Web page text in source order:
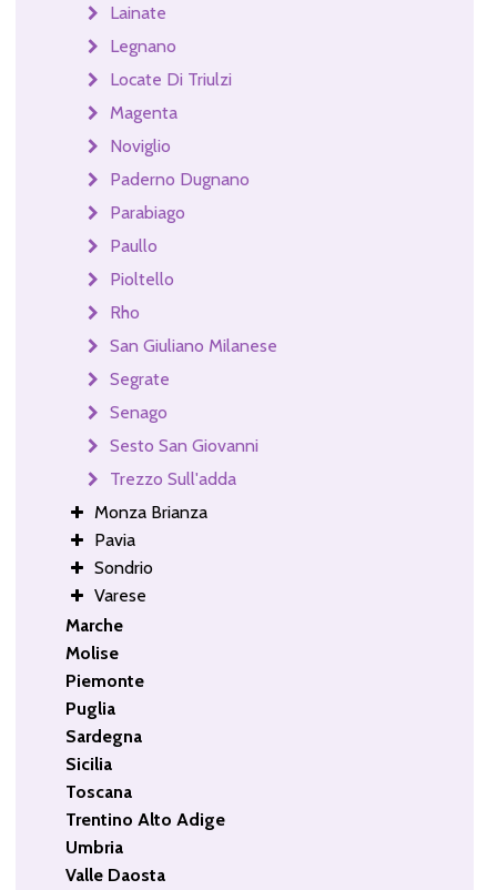
Lainate
Legnano
Locate Di Triulzi
Magenta
Noviglio
Paderno Dugnano
Parabiago
Paullo
Pioltello
Rho
San Giuliano Milanese
Segrate
Senago
Sesto San Giovanni
Trezzo Sull'adda
Monza Brianza
Pavia
Sondrio
Varese
Marche
Molise
Piemonte
Puglia
Sardegna
Sicilia
Toscana
Trentino Alto Adige
Umbria
Valle Daosta